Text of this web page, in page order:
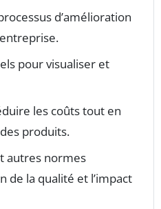
d’amélioration
pour visualiser et
les coûts tout en
produits.
autres normes
de la qualité et l’impact